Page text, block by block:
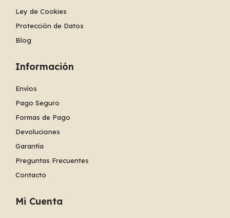
Ley de Cookies
Protección de Datos
Blog
Información
Envíos
Pago Seguro
Formas de Pago
Devoluciones
Garantía
Preguntas Frecuentes
Contacto
Mi Cuenta